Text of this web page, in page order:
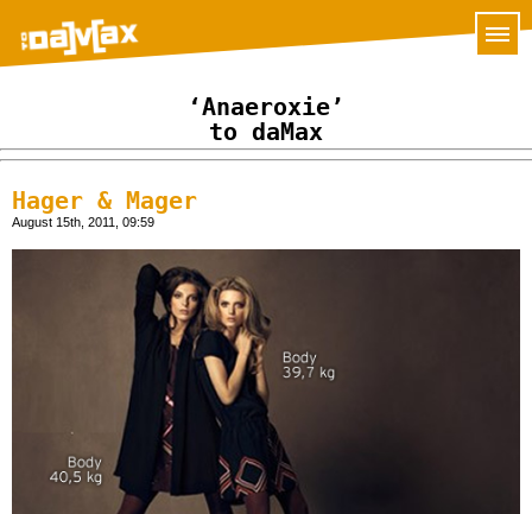
‘Anaeroxie’
to daMax
Hager & Mager
August 15th, 2011, 09:59